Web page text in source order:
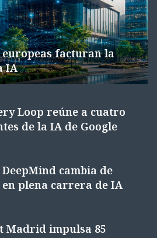
europeas facturan la
IA
Loop reúne a cuatro
de la IA de Google
DeepMind cambia de
plena carrera de IA
Madrid impulsa 85